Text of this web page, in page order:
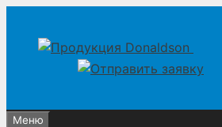
содержимому
содержимому
Меню